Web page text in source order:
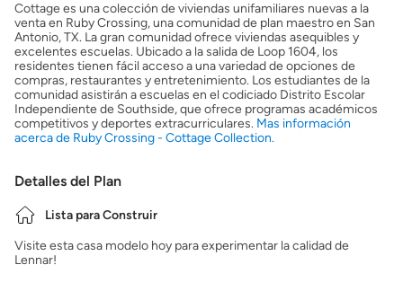
Cottage es una colección de viviendas unifamiliares nuevas a la
venta en Ruby Crossing, una comunidad de plan maestro en San
Antonio, TX. La gran comunidad ofrece viviendas asequibles y
excelentes escuelas. Ubicado a la salida de Loop 1604, los
residentes tienen fácil acceso a una variedad de opciones de
compras, restaurantes y entretenimiento. Los estudiantes de la
comunidad asistirán a escuelas en el codiciado Distrito Escolar
Independiente de Southside, que ofrece programas académicos
competitivos y deportes extracurriculares. Mas información
acerca de Ruby Crossing - Cottage Collection.
Detalles del Plan
Lista para Construir
Visite esta casa modelo hoy para experimentar la calidad de
Lennar!